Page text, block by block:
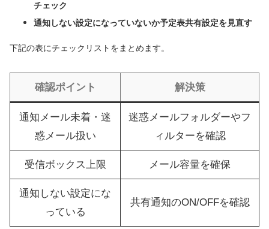
チェック
通知しない設定になっていないか予定表共有設定を見直す
下記の表にチェックリストをまとめます。
確認ポイント 解決策
通知メール未着・迷
惑メール扱い
迷惑メールフォルダーやフ
ィルターを確認
受信ボックス上限 メール容量を確保
通知しない設定にな
っている
共有通知のON/OFFを確認